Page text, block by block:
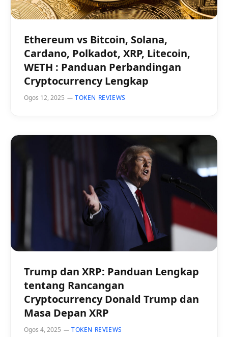
Ethereum vs Bitcoin, Solana,
Cardano, Polkadot, XRP, Litecoin,
WETH : Panduan Perbandingan
Cryptocurrency Lengkap
Ogos 12, 2025 TOKEN REVIEWS
Trump dan XRP: Panduan Lengkap
tentang Rancangan
Cryptocurrency Donald Trump dan
Masa Depan XRP
Ogos 4, 2025 TOKEN REVIEWS